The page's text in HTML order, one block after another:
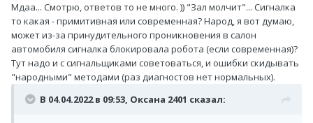
Мдаа... Смотрю, ответов то не много. )) "Зал молчит"... Сигналка
то какая - примитивная или современная? Народ, я вот думаю,
может из-за принудительного проникновения в салон
автомобиля сигналка блокировала робота (если современная)?
Тут надо и с сигнальщиками советоваться, и ошибки скидывать
"народными" методами (раз диагностов нет нормальных).
В 04.04.2022 в 09:53, Оксана 2401 сказал: